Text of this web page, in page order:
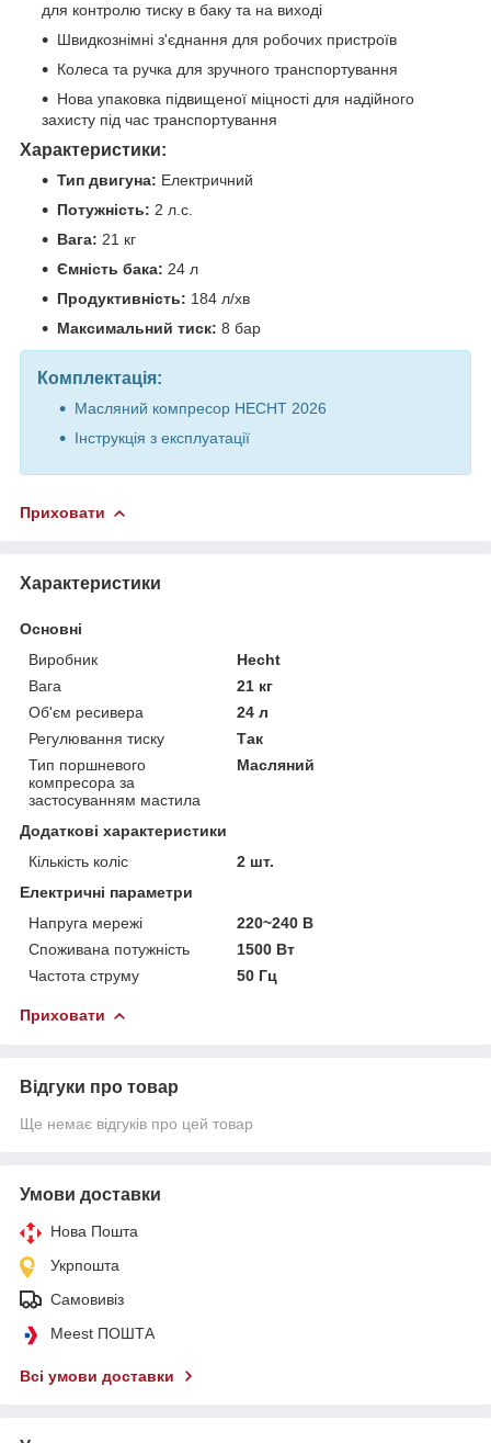
для контролю тиску в баку та на виході
Швидкознімні з'єднання для робочих пристроїв
Колеса та ручка для зручного транспортування
Нова упаковка підвищеної міцності для надійного
захисту під час транспортування
Характеристики:
Тип двигуна: Електричний
Потужність: 2 л.с.
Вага: 21 кг
Ємність бака: 24 л
Продуктивність: 184 л/хв
Максимальний тиск: 8 бар
Комплектація:
Масляний компресор HECHT 2026
Інструкція з експлуатації
Приховати
Характеристики
Основні
Виробник
Hecht
Вага
21 кг
Об'єм ресивера
24 л
Регулювання тиску
Так
Тип поршневого
компресора за
застосуванням мастила
Масляний
Додаткові характеристики
Кількість коліс
2 шт.
Електричні параметри
Напруга мережі
220~240 В
Споживана потужність
1500 Вт
Частота струму
50 Гц
Приховати
Відгуки про товар
Ще немає відгуків про цей товар
Умови доставки
Нова Пошта
Укрпошта
Самовивіз
Meest ПОШТА
Всі умови доставки